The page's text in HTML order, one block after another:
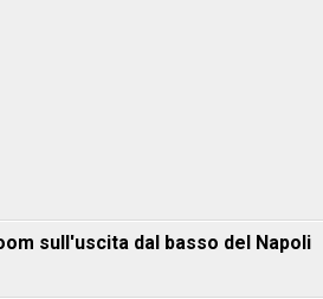
sull'uscita dal basso del Napoli